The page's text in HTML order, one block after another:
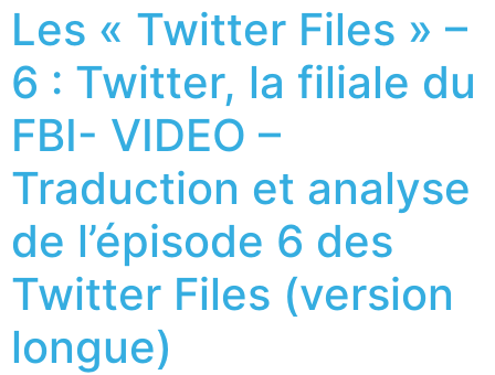
Les « Twitter Files » –
6 : Twitter, la filiale du
FBI- VIDEO –
Traduction et analyse
de l’épisode 6 des
Twitter Files (version
longue)